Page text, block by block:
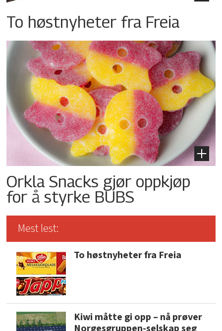
To høstnyheter fra Freia
Orkla Snacks gjør oppkjøp
for å styrke BUBS
Mest lest:
To høstnyheter fra Freia
Kiwi måtte gi opp – nå prøver